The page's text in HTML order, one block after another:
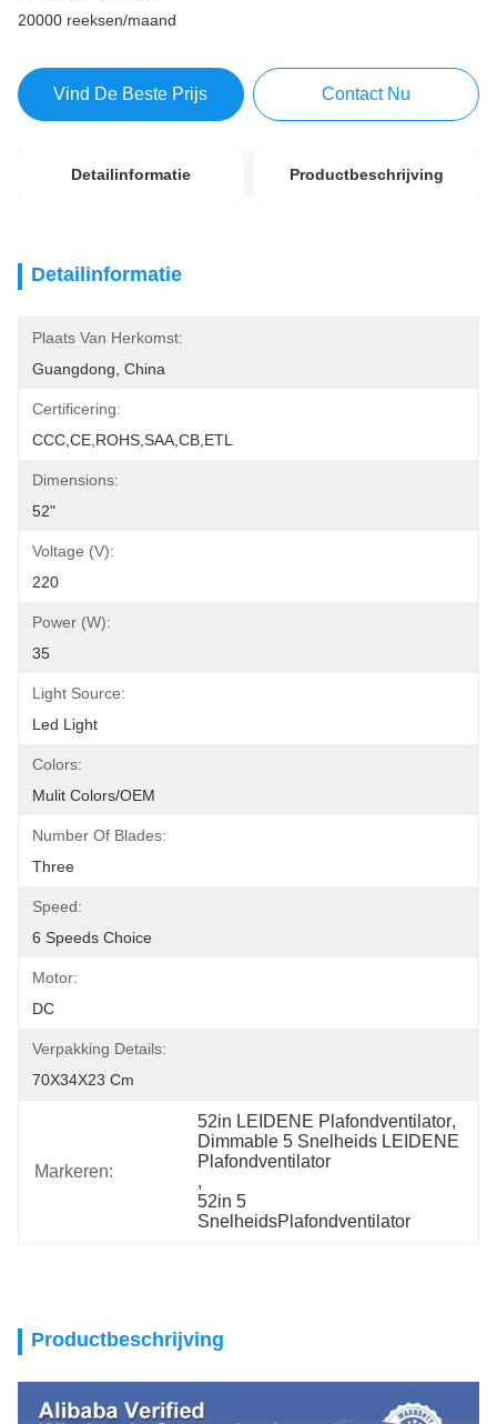
20000 reeksen/maand
Vind De Beste Prijs Contact Nu
Detailinformatie Productbeschrijving
Detailinformatie
Plaats Van Herkomst:
Guangdong, China
Certificering:
CCC,CE,ROHS,SAA,CB,ETL
Dimensions:
52"
Voltage (V):
220
Power (W):
35
Light Source:
Led Light
Colors:
Mulit Colors/OEM
Number Of Blades:
Three
Speed:
6 Speeds Choice
Motor:
DC
Verpakking Details:
70X34X23 Cm
Markeren:
52in LEIDENE Plafondventilator
Dimmable 5 Snelheids LEIDENE
Plafondventilator
,
52in 5
SnelheidsPlafondventilator
Productbeschrijving